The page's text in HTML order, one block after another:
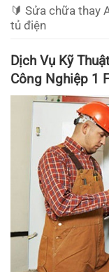
🔰️ Sửa chữa thay
tủ điện
Dịch Vụ Kỹ
Công Nghiệp 1